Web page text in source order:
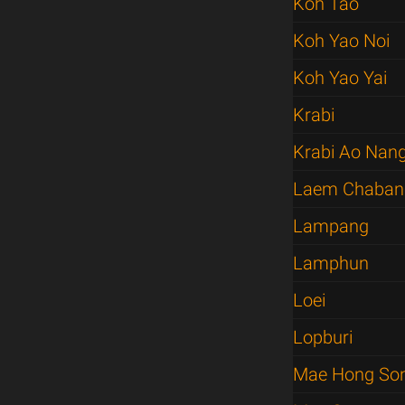
Koh Yao Noi
Koh Yao Yai
Krabi
Krabi Ao
Laem
Lampang
Lamphun
Loei
Lopburi
Mae Hong